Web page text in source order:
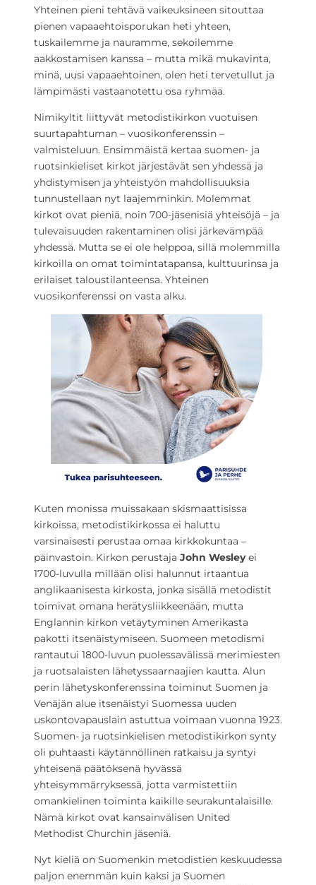
Yhteinen pieni tehtävä vaikeuksineen sitouttaa
pienen vapaaehtoisporukan heti yhteen,
tuskailemme ja nauramme, sekoilemme
aakkostamisen kanssa – mutta mikä mukavinta,
minä, uusi vapaaehtoinen, olen heti tervetullut ja
lämpimästi vastaanotettu osa ryhmää.
Nimikyltit liittyvät metodistikirkon vuotuisen
suurtapahtuman – vuosikonferenssin –
valmisteluun. Ensimmäistä kertaa suomen- ja
ruotsinkieliset kirkot järjestävät sen yhdessä ja
yhdistymisen ja yhteistyön mahdollisuuksia
tunnustellaan nyt laajemminkin. Molemmat
kirkot ovat pieniä, noin 700-jäsenisiä yhteisöjä – ja
tulevaisuuden rakentaminen olisi järkevämpää
yhdessä. Mutta se ei ole helppoa, sillä molemmilla
kirkoilla on omat toimintatapansa, kulttuurinsa ja
erilaiset taloustilanteensa. Yhteinen
vuosikonferenssi on vasta alku.
Kuten monissa muissakaan skismaattisissa
kirkoissa, metodistikirkossa ei haluttu
varsinaisesti perustaa omaa kirkkokuntaa –
päinvastoin. Kirkon perustaja John Wesleyei
1700-luvulla millään olisi halunnut irtaantua
anglikaanisesta kirkosta, jonka sisällä metodistit
toimivat omana herätysliikkeenään, mutta
Englannin kirkon vetäytyminen Amerikasta
pakotti itsenäistymiseen. Suomeen metodismi
rantautui 1800-luvun puolessavälissä merimiesten
ja ruotsalaisten lähetyssaarnaajien kautta. Alun
perin lähetyskonferenssina toiminut Suomen ja
Venäjän alue itsenäistyi Suomessa uuden
uskontovapauslain astuttua voimaan vuonna 1923.
Suomen- ja ruotsinkielisen metodistikirkon synty
oli puhtaasti käytännöllinen ratkaisu ja syntyi
yhteisenä päätöksenä hyvässä
yhteisymmärryksessä, jotta varmistettiin
omankielinen toiminta kaikille seurakuntalaisille.
Nämä kirkot ovat kansainvälisen United
Methodist Churchin jäseniä.
Nyt kieliä on Suomenkin metodistien keskuudessa
paljon enemmän kuin kaksi ja Suomen